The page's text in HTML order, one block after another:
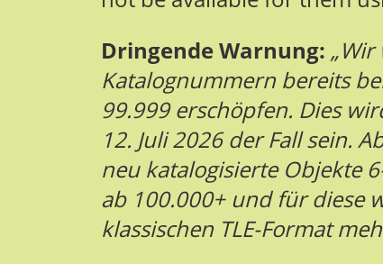
Dringende Warnung:
Katalognummern bereits
99.999 erschöpfen. Dies
12. Juli 2026 der Fall sein.
neu katalogisierte Objekte
ab 100.000+ und für diese
klassischen TLE-Format